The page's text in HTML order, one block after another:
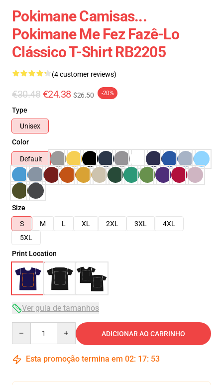
Pokimane Camisas...
Pokimane Me Fez Fazê-Lo
Clássico T-Shirt RB2205
(4 customer reviews)
€30.48 €24.38 $26.50 -20%
Type
Unisex
Color
Default
Size
S
M L XL 2XL 3XL
4XL
5XL
Print Location
Ver guia de tamanhos
ADICIONAR AO CARRINHO
Esta promoção termina em 02: 17: 52